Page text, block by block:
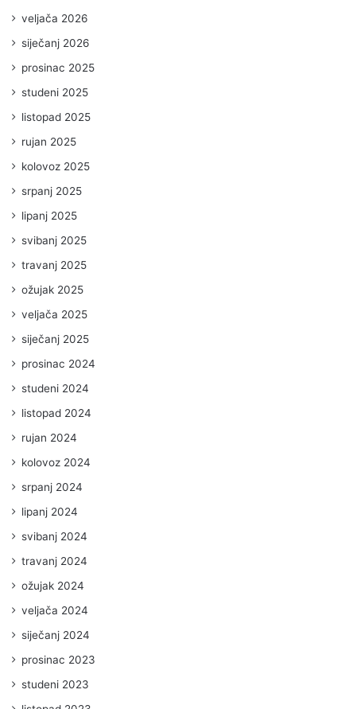
veljača 2026
siječanj 2026
prosinac 2025
studeni 2025
listopad 2025
rujan 2025
kolovoz 2025
srpanj 2025
lipanj 2025
svibanj 2025
travanj 2025
ožujak 2025
veljača 2025
siječanj 2025
prosinac 2024
studeni 2024
listopad 2024
rujan 2024
kolovoz 2024
srpanj 2024
lipanj 2024
svibanj 2024
travanj 2024
ožujak 2024
veljača 2024
siječanj 2024
prosinac 2023
studeni 2023